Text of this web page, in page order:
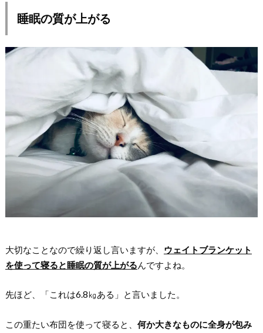
睡眠の質が上がる
大切なことなので繰り返し言いますが、 ウェイトブランケット
を使って寝ると睡眠の質が上がるんですよね。
先ほど、「これは6.8㎏ある」と言いました。
この重たい布団を使って寝ると、 何か大きなものに全身が包み